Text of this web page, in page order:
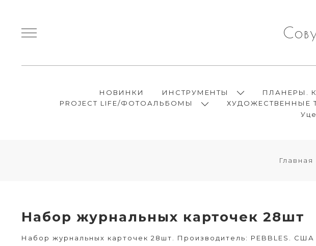
НОВИНКИ ИНСТРУМЕНТЫ ПЛАНЕРЫ.
PROJECT LIFE/ФОТОАЛЬБОМЫ
ХУДОЖЕСТВЕННЫЕ
Главная
Набор журнальных карточек 28шт
Набор журнальных карточек 28шт. Производитель: PEBBLES. США